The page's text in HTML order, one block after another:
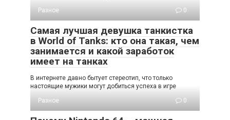
Разное
0
Самая лучшая девушка танкистка
в World of Tanks: кто она такая, чем
занимается и какой заработок
имеет на танках
В интернете давно бытует стереотип, что только
настоящие мужики могут добиться успеха в игре
Разное
0